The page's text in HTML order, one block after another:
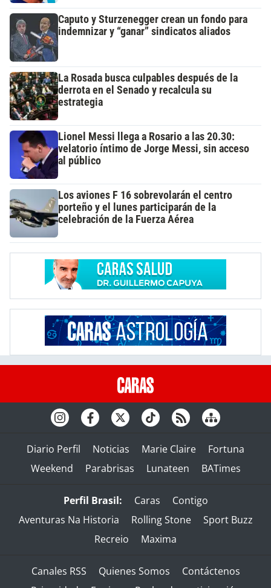
Caputo y Sturzenegger crean un fondo para
indemnizar y “ganar” sindicatos aliados
La Rosada busca culpables después de la
derrota en el Senado y recalcula su
estrategia
Lionel Messi llega a Rosario a las 20.30:
velatorio íntimo de Jorge Messi, sin acceso
al público
Los aviones F 16 sobrevolarán el centro
porteño y el lunes participarán de la
celebración de la Fuerza Aérea
Diario Perfil Noticias Marie Claire
Fortuna
Weekend
Parabrisas Lunateen BATimes
Perfil Brasil: Caras
Contigo
Aventuras Na Historia
Rolling Stone
Sport Buzz
Recreio
Maxima
Canales RSS Quienes Somos
Contáctenos